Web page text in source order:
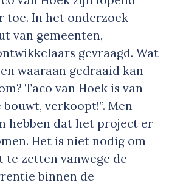
toe. In het onderzoek
van gemeenten,
gevraagd. Wat
waaraan gedraaid kan
Taco van Hoek is van
verkoopt!”. Men
hebben dat het project er
Het is niet nodig om
zetten vanwege de
binnen de